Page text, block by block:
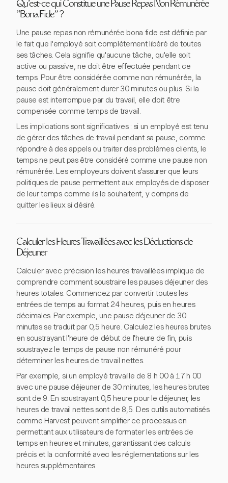
Qu'est-ce qui Constitue une Pause Repas Non Rémunérée
"Bona Fide" ?
Une pause repas non rémunérée bona fide est définie par
le fait que l'employé soit complètement libéré de toutes
ses tâches. Cela signifie qu'aucune tâche, qu'elle soit
active ou passive, ne doit être effectuée pendant ce
temps. Pour être considérée comme non rémunérée, la
pause doit généralement durer 30 minutes ou plus. Si la
pause est interrompue par du travail, elle doit être
compensée comme temps de travail.
Les implications sont significatives : si un employé est tenu
de gérer des tâches de travail pendant sa pause, comme
répondre à des appels ou traiter des problèmes clients, le
temps ne peut pas être considéré comme une pause non
rémunérée. Les employeurs doivent s'assurer que leurs
politiques de pause permettent aux employés de disposer
de leur temps comme ils le souhaitent, y compris de
quitter les lieux si désiré.
Calculer les Heures Travaillées avec les Déductions de
Déjeuner
Calculer avec précision les heures travaillées implique de
comprendre comment soustraire les pauses déjeuner des
heures totales. Commencez par convertir toutes les
entrées de temps au format 24 heures, puis en heures
décimales. Par exemple, une pause déjeuner de 30
minutes se traduit par 0,5 heure. Calculez les heures brutes
en soustrayant l'heure de début de l'heure de fin, puis
soustrayez le temps de pause non rémunéré pour
déterminer les heures de travail nettes.
Par exemple, si un employé travaille de 8 h 00 à 17 h 00
avec une pause déjeuner de 30 minutes, les heures brutes
sont de 9. En soustrayant 0,5 heure pour le déjeuner, les
heures de travail nettes sont de 8,5. Des outils automatisés
comme Harvest peuvent simplifier ce processus en
permettant aux utilisateurs de formater les entrées de
temps en heures et minutes, garantissant des calculs
précis et la conformité avec les réglementations sur les
heures supplémentaires.